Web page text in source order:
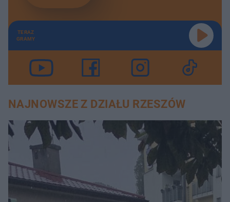
TERAZ
GRAMY
NAJNOWSZE Z DZIAŁU RZESZÓW